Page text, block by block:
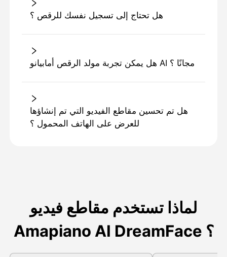
هل تحتاج إلى تسجيل نفسك للرقص ؟
هل يمكن تجربة مولد الرقص أمابيانو AI مجانًا ؟
هل تم تحسين مقاطع الفيديو التي تم إنشاؤها
للعرض على الهاتف المحمول ؟
لماذا تستخدم مقاطع فيديو
Amapiano AI DreamFace ؟